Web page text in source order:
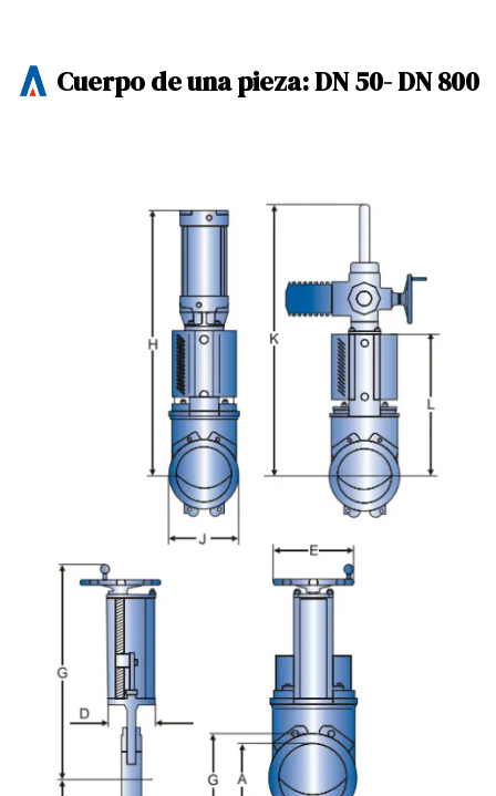
Cuerpo de una pieza: DN 50- DN 800